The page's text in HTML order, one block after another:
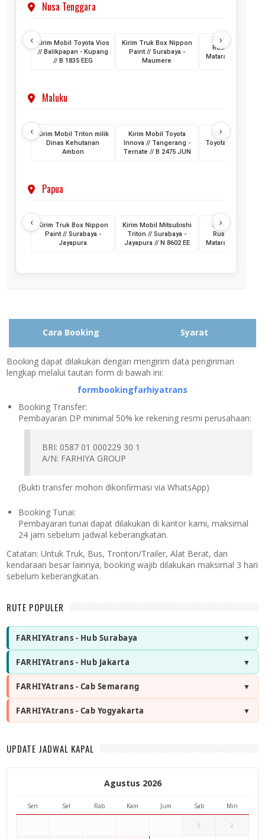
Nusa Tenggara
‹
Kirim Mobil Toyota Vios
// Balikpapan - Kupang
// B 1835 EEG
Kirim Truk Box Nippon
Paint // Surabaya -
Maumere
Kirim Mobil
Rush //
Mataram Lombok
›
Maluku
‹
Kirim Mobil Triton milik
Dinas Kehutanan
Ambon
Kirim Mobil Toyota
Innova // Tangerang -
Ternate // B 2475 JUN
Kirim 2 Unit
Toyota HiAce //
›
Papua
‹
Kirim Truk Box Nippon
Paint // Surabaya -
Jayapura
Kirim Mobil Mitsubishi
Triton // Surabaya -
Jayapura // N 8602 EE
Kirim Mobil
Rush //
Mataram // PA
›
Cara Booking Syarat
Booking dapat dilakukan dengan mengirim data pengiriman
lengkap melalui tautan form di bawah ini:
formbookingfarhiyatrans
Booking Transfer:
Pembayaran DP minimal 50% ke rekening resmi perusahaan:
BRI: 0587 01 000229 30 1
A/N: FARHIYA GROUP
(Bukti transfer mohon dikonfirmasi via WhatsApp)
Booking Tunai:
Pembayaran tunai dapat dilakukan di kantor kami, maksimal
24 jam sebelum jadwal keberangkatan.
Catatan: Untuk Truk, Bus, Tronton/Trailer, Alat Berat, dan
kendaraan besar lainnya, booking wajib dilakukan maksimal 3 hari
sebelum keberangkatan.
RUTE POPULER
FARHIYAtrans - Hub Surabaya
FARHIYAtrans - Hub Jakarta
FARHIYAtrans - Cab Semarang
FARHIYAtrans - Cab Yogyakarta
UPDATE JADWAL KAPAL
Agustus 2026
Sen Sel Rab Kam Jum Sab Min
1 2